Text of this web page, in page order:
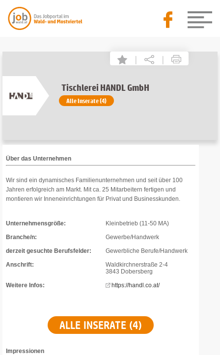
| |
Tischlerei HANDL GmbH
Alle Inserate (4)
Über das Unternehmen
Wir sind ein dynamisches Familienunternehmen und seit über 100
Jahren erfolgreich am Markt. Mit ca. 25 Mitarbeitern fertigen und
montieren wir Inneneinrichtungen für Privat und Businesskunden.
Unternehmensgröße:
Kleinbetrieb (11-50 MA)
Branche/n:
Gewerbe/Handwerk
derzeit gesuchte Berufsfelder:
Gewerbliche Berufe/Handwerk
Anschrift:
Waldkirchnerstraße 2-4
3843 Dobersberg
Weitere Infos:
https://handl.co.at/
ALLE INSERATE (4)
Impressionen